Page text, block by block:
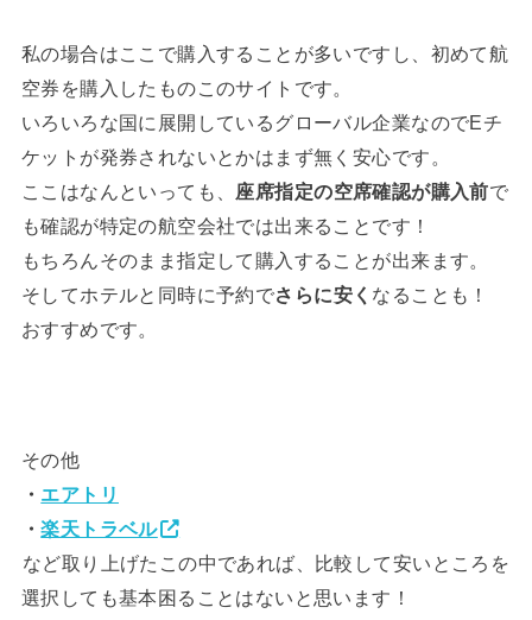
私の場合はここで購入することが多いですし、初めて航
空券を購入したものこのサイトです。
いろいろな国に展開しているグローバル企業なのでEチ
ケットが発券されないとかはまず無く安心です。
ここはなんといっても、 座席指定の空席確認が購入前で
も確認が特定の航空会社では出来ることです！
もちろんそのまま指定して購入することが出来ます。
そしてホテルと同時に予約でさらに安く なることも！
おすすめです。
その他
・ エアトリ
・楽天トラベル
など取り上げたこの中であれば、比較して安いところを
選択しても基本困ることはないと思います！